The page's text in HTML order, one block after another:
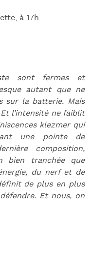
à 17h
sont fermes et
autant que ne
sur la batterie. Mais
l’intensité ne faiblit
klezmer qui
une pointe de
composition,
bien tranchée que
du nerf et de
de plus en plus
Et nous, on